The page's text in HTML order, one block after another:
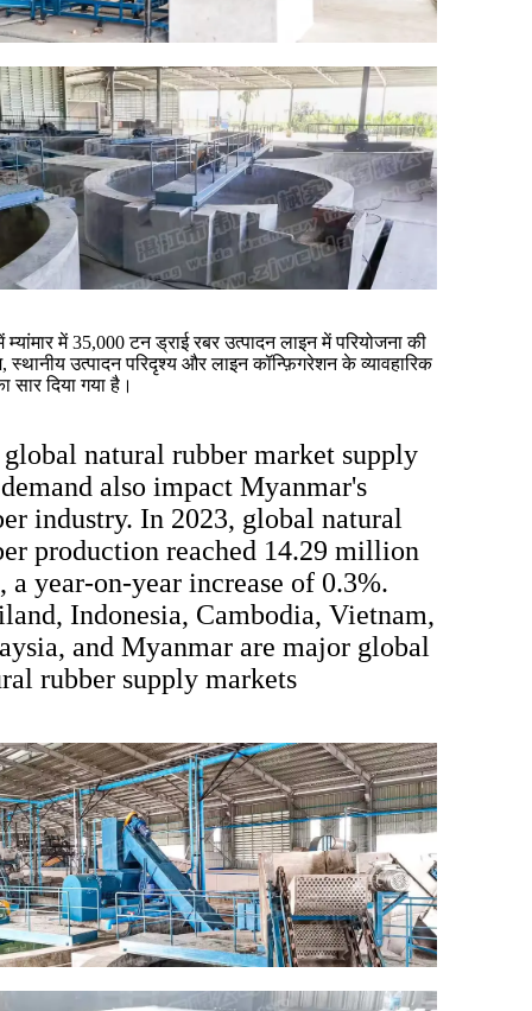
म्यांमार में 35,000 टन ड्राई रबर उत्पादन लाइन में परियोजना की
स्थानीय उत्पादन परिदृश्य और लाइन कॉन्फ़िगरेशन के व्यावहारिक
सार दिया गया है।
natural rubber market supply
also impact Myanmar's
industry. In 2023, global natural
production reached 14.29 million
a year-on-year increase of 0.3%.
Indonesia, Cambodia, Vietnam,
and Myanmar are major global
rubber supply markets‌